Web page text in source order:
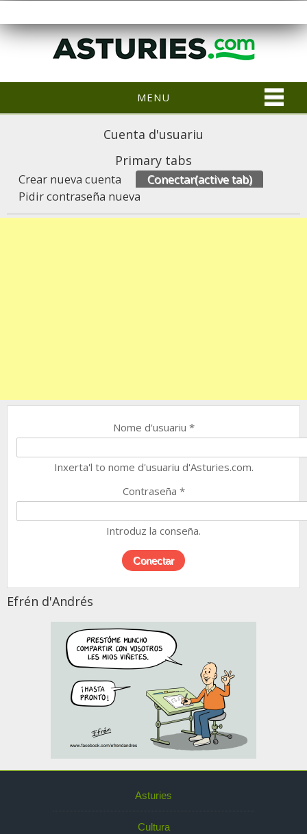
MENU
Cuenta d'usuariu
Primary tabs
Crear nueva cuenta Conectar(active tab)
Pidir contraseña nueva
Nome d'usuariu *
Inxerta'l to nome d'usuariu d'Asturies.com.
Contraseña *
Introduz la conseña.
Efrén d'Andrés
Asturies
Cultura